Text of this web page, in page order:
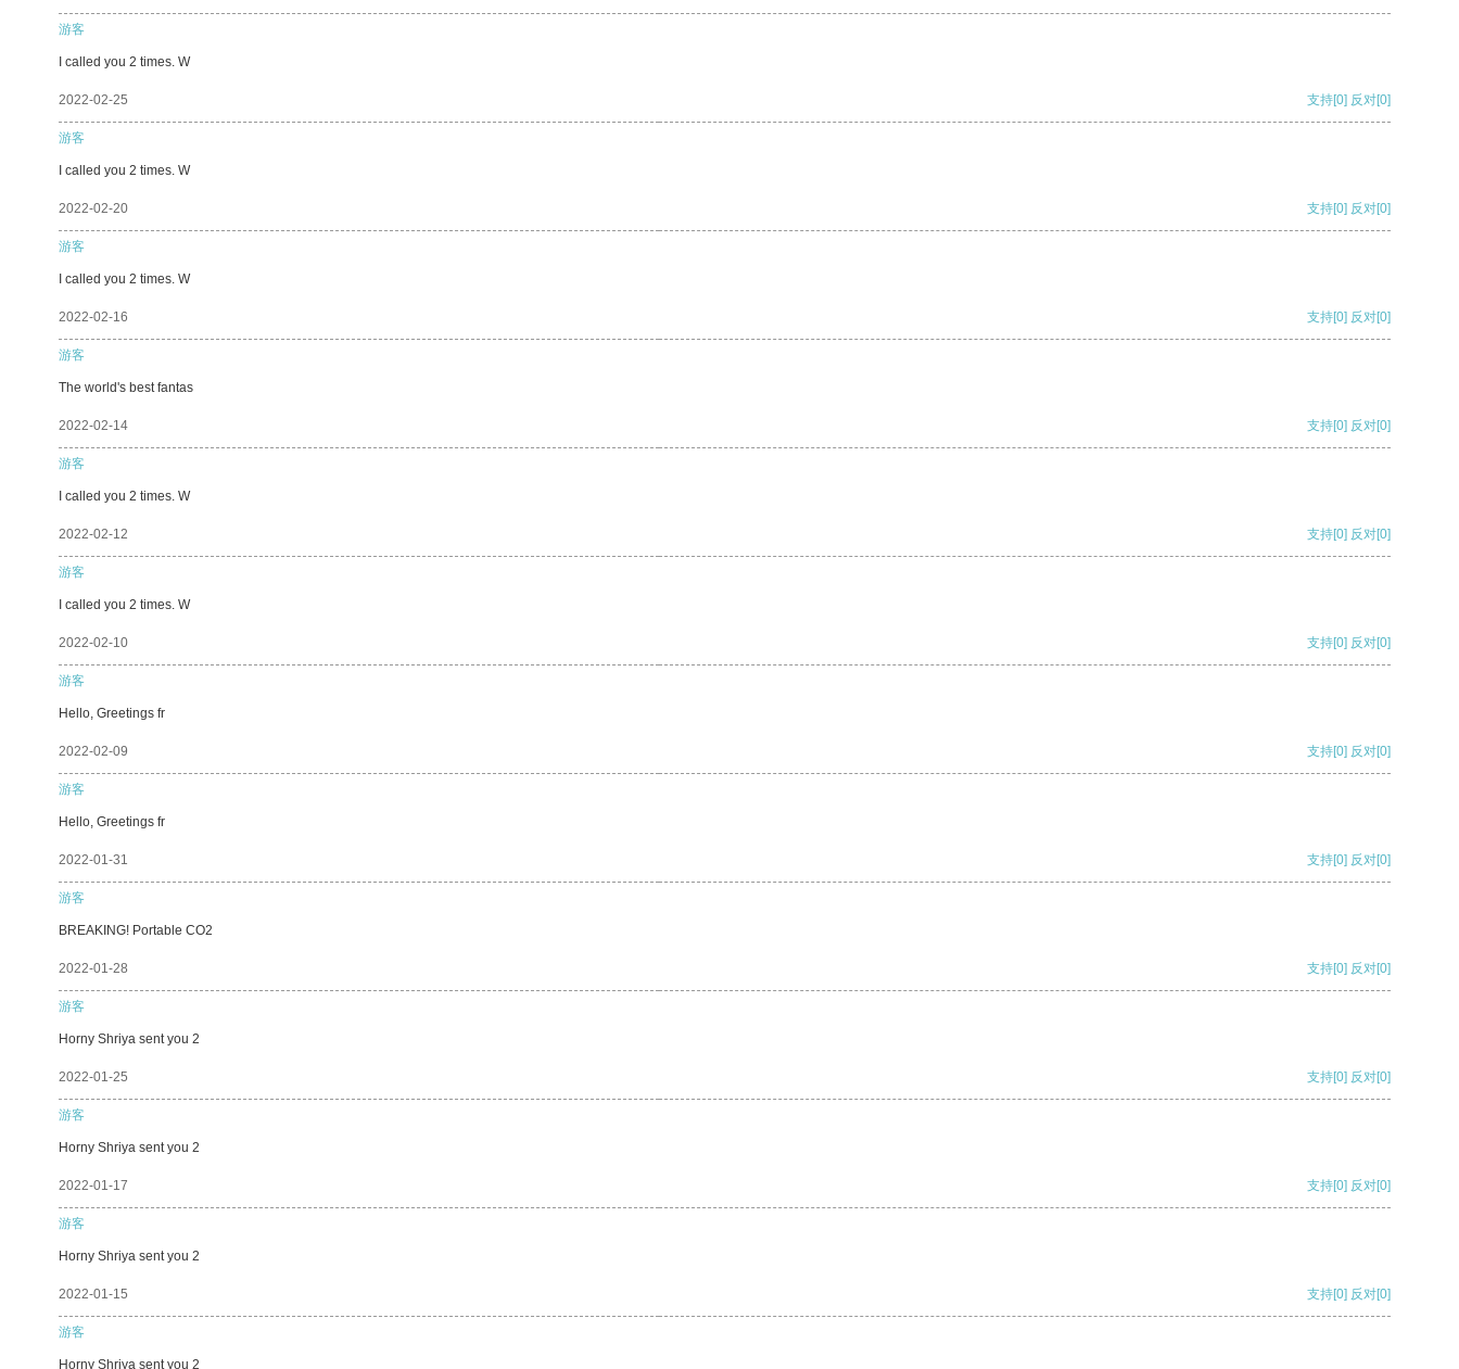
游客
I called you 2 times. W
2022-02-25 支持[0] 反对[0]
游客
I called you 2 times. W
2022-02-20 支持[0] 反对[0]
游客
I called you 2 times. W
2022-02-16 支持[0] 反对[0]
游客
The world's best fantas
2022-02-14 支持[0] 反对[0]
游客
I called you 2 times. W
2022-02-12 支持[0] 反对[0]
游客
I called you 2 times. W
2022-02-10 支持[0] 反对[0]
游客
Hello, Greetings fr
2022-02-09 支持[0] 反对[0]
游客
Hello, Greetings fr
2022-01-31 支持[0] 反对[0]
游客
BREAKING! Portable CO2
2022-01-28 支持[0] 反对[0]
游客
Horny Shriya sent you 2
2022-01-25 支持[0] 反对[0]
游客
Horny Shriya sent you 2
2022-01-17 支持[0] 反对[0]
游客
Horny Shriya sent you 2
2022-01-15 支持[0] 反对[0]
游客
Horny Shriya sent you 2